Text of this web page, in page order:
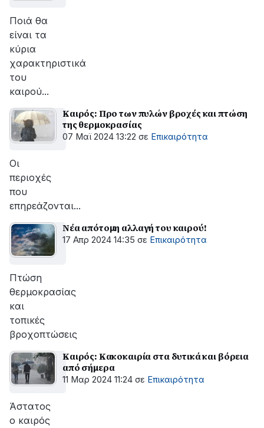
Ποιά θα
είναι τα
κύρια
χαρακτηριστικά
του
καιρού...
Καιρός: Προ των πυλών βροχές και πτώση
της θερμοκρασίας
07 Μαϊ 2024 13:22 σε Επικαιρότητα
Οι
περιοχές
που
επηρεάζονται...
Νέα απότομη αλλαγή του καιρού!
17 Απρ 2024 14:35 σε Επικαιρότητα
Πτώση
θερμοκρασίας
και
τοπικές
βροχοπτώσεις
Καιρός: Κακοκαιρία στα δυτικά και βόρεια
από σήμερα
11 Μαρ 2024 11:24 σε Επικαιρότητα
Άστατος
ο καιρός